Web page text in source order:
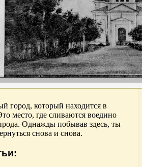
город, который находится в
место, где сливаются воедино
Однажды побывав здесь, ты
снова и снова.